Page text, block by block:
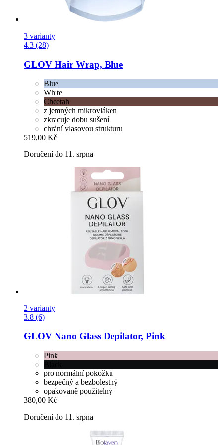
3 varianty
4.3 (28)
GLOV Hair Wrap, Blue
Blue
White
Cheetah
z jemných mikrovláken
zkracuje dobu sušení
chrání vlasovou strukturu
519,00 Kč
Doručení do 11. srpna
2 varianty
3.8 (6)
GLOV Nano Glass Depilator, Pink
Pink
pro normální pokožku
bezpečný a bezbolestný
opakovaně použitelný
380,00 Kč
Doručení do 11. srpna